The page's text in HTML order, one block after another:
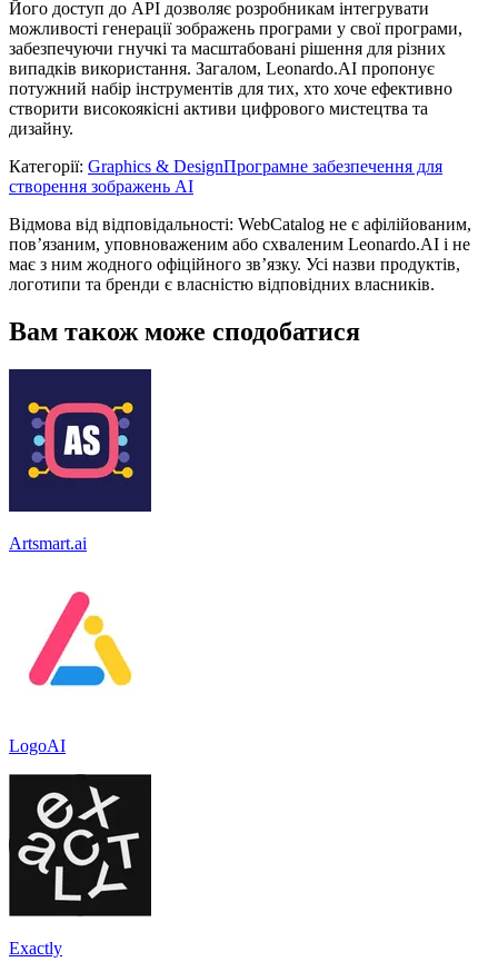
Його доступ до API дозволяє розробникам інтегрувати
можливості генерації зображень програми у свої програми,
забезпечуючи гнучкі та масштабовані рішення для різних
випадків використання. Загалом, Leonardo.AI пропонує
потужний набір інструментів для тих, хто хоче ефективно
створити високоякісні активи цифрового мистецтва та
дизайну.
Категорії: Graphics & DesignПрограмне забезпечення для
створення зображень AI
Відмова від відповідальності: WebCatalog не є афілійованим,
пов’язаним, уповноваженим або схваленим Leonardo.AI і не
має з ним жодного офіційного зв’язку. Усі назви продуктів,
логотипи та бренди є власністю відповідних власників.
Вам також може сподобатися
Artsmart.ai
LogoAI
Exactly